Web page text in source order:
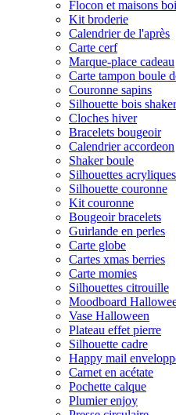
Flocon et maisons
Kit broderie
Calendrier de l'après
Carte cerf
Marque-place cadeau
Carte tampon boule
Couronne sapins
Silhouette bois shaker
Cloches hiver
Bracelets bougeoir
Calendrier accordeon
Shaker boule
Silhouettes acryliques
Silhouette couronne
Kit couronne
Bougeoir bracelets
Guirlande en perles
Carte globe
Cartes xmas berries
Carte momies
Silhouettes citrouille
Moodboard
Vase Halloween
Plateau effet pierre
Silhouette cadre
Happy mail
Carnet en acétate
Pochette calque
Plumier enjoy